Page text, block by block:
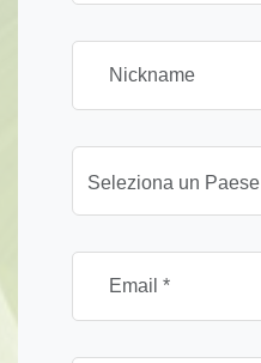
Seleziona un Paese